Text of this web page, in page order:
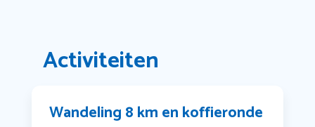
Activiteiten
Wandeling 8 km en koffieronde